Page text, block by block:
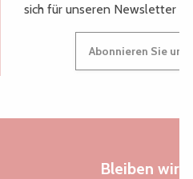
sich für unseren Newsletter an.
Abonnieren Sie
Bleiben wir